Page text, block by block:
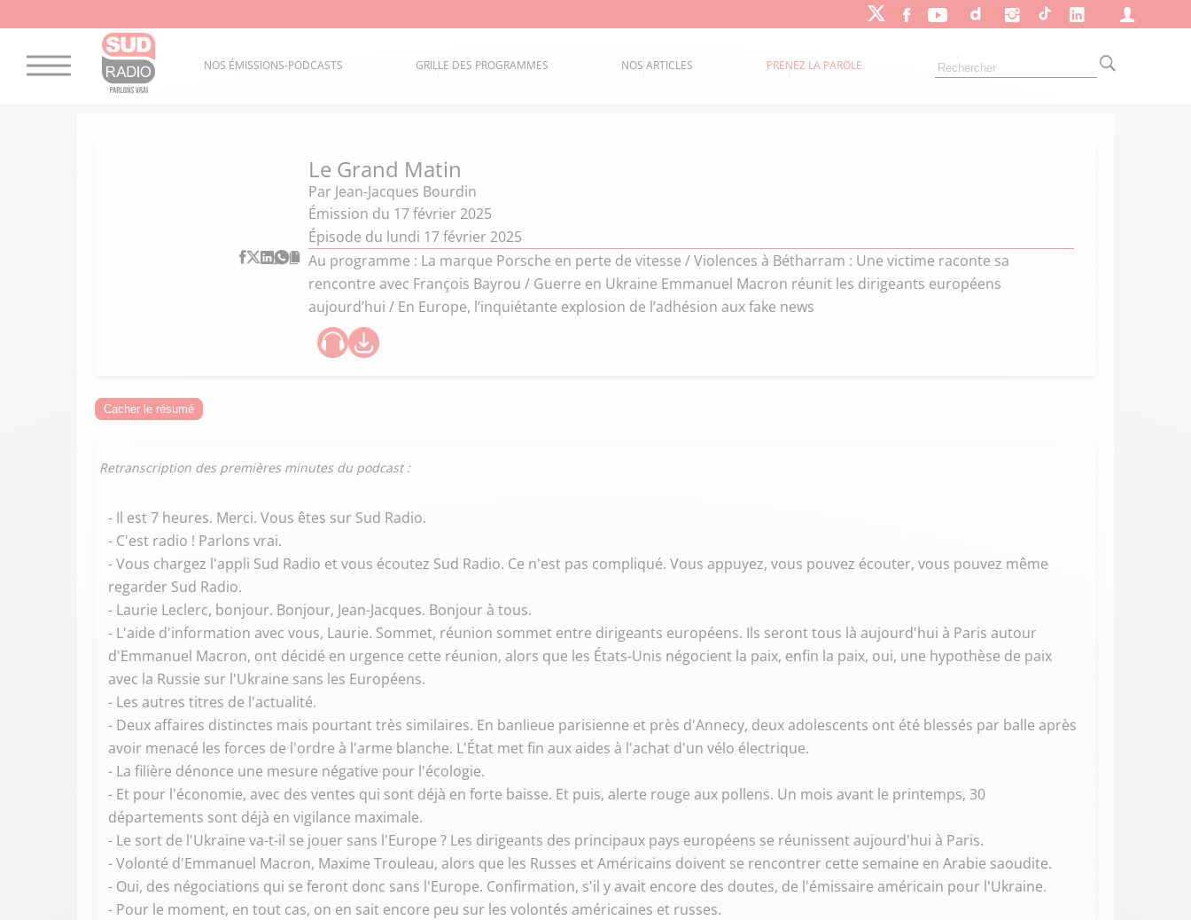
NOS ÉMISSIONS-PODCASTS GRILLE DES PROGRAMMES NOS ARTICLES PRENEZ LA PAROLE
Le Grand Matin
Par Jean-Jacques Bourdin
Émission du 17 février 2025
Épisode du lundi 17 février 2025
Au programme : La marque Porsche en perte de vitesse / Violences à Bétharram : Une victime raconte sa
rencontre avec François Bayrou / Guerre en Ukraine Emmanuel Macron réunit les dirigeants européens
aujourd’hui / En Europe, l’inquiétante explosion de l’adhésion aux fake news
Cacher le résumé
Retranscription des premières minutes du podcast :
- Il est 7 heures. Merci. Vous êtes sur Sud Radio.
- C'est radio ! Parlons vrai.
- Vous chargez l'appli Sud Radio et vous écoutez Sud Radio. Ce n'est pas compliqué. Vous appuyez, vous pouvez écouter, vous pouvez même
regarder Sud Radio.
- Laurie Leclerc, bonjour. Bonjour, Jean-Jacques. Bonjour à tous.
- L'aide d'information avec vous, Laurie. Sommet, réunion sommet entre dirigeants européens. Ils seront tous là aujourd'hui à Paris autour
d'Emmanuel Macron, ont décidé en urgence cette réunion, alors que les États-Unis négocient la paix, enfin la paix, oui, une hypothèse de paix
avec la Russie sur l'Ukraine sans les Européens.
- Les autres titres de l'actualité.
- Deux affaires distinctes mais pourtant très similaires. En banlieue parisienne et près d'Annecy, deux adolescents ont été blessés par balle après
avoir menacé les forces de l'ordre à l'arme blanche. L'État met fin aux aides à l'achat d'un vélo électrique.
- La filière dénonce une mesure négative pour l'écologie.
- Et pour l'économie, avec des ventes qui sont déjà en forte baisse. Et puis, alerte rouge aux pollens. Un mois avant le printemps, 30
départements sont déjà en vigilance maximale.
- Le sort de l'Ukraine va-t-il se jouer sans l'Europe ? Les dirigeants des principaux pays européens se réunissent aujourd'hui à Paris.
- Volonté d'Emmanuel Macron, Maxime Trouleau, alors que les Russes et Américains doivent se rencontrer cette semaine en Arabie saoudite.
- Oui, des négociations qui se feront donc sans l'Europe. Confirmation, s'il y avait encore des doutes, de l'émissaire américain pour l'Ukraine.
- Pour le moment, en tout cas, on en sait encore peu sur les volontés américaines et russes.